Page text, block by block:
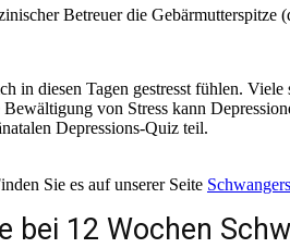
Betreuer die
in diesen Tagen gestresst fühlen.
von Stress kann
Depressions-Quiz teil.
Sie es auf unserer Seite
bei 12 Wochen